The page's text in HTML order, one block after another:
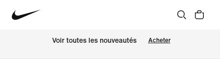
Voir toutes les nouveautés Acheter